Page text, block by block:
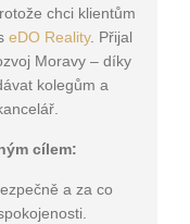
chci klientům
eDO Reality. Přijal
Moravy – díky
kolegům a
cílem:
a za co